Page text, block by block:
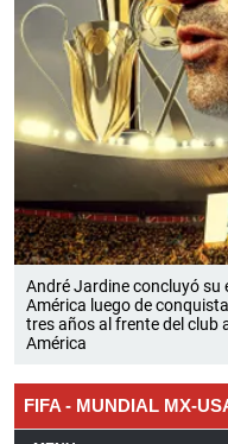
André Jardine concluyó su
América luego de
tres años al frente del club
América